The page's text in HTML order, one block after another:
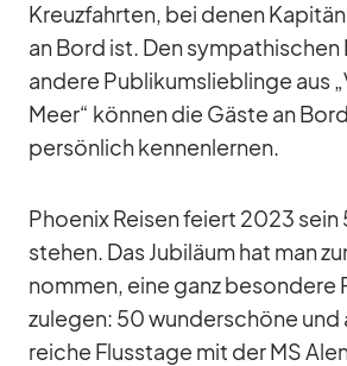
Kreuz­fahr­ten, bei de­nen
an Bord ist. Den
an­dere Pu­bli­kums­lieb­linge aus
Meer“ kön­nen die Gäste an
per­sön­lich ken­nen­ler­nen.
Phoe­nix Rei­sen fei­ert 2023
stehen. Das Ju­bi­läum hat man
nom­men, eine ganz be­son­dere
zu­le­gen: 50 wun­der­schöne
rei­che Fluss­tage mit der MS